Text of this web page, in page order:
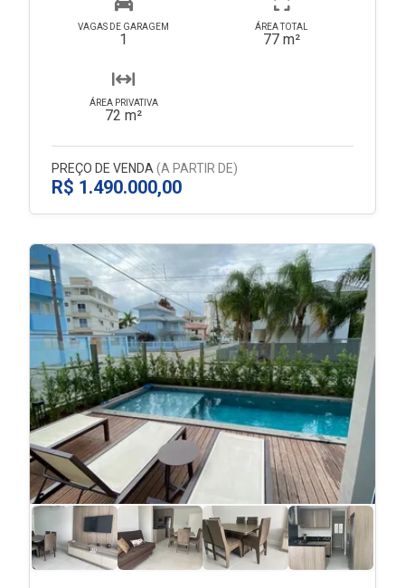
VAGAS DE GARAGEM
1
ÁREA TOTAL
77 m²
ÁREA PRIVATIVA
72 m²
PREÇO DE VENDA(A PARTIR DE)
R$ 1.490.000,00